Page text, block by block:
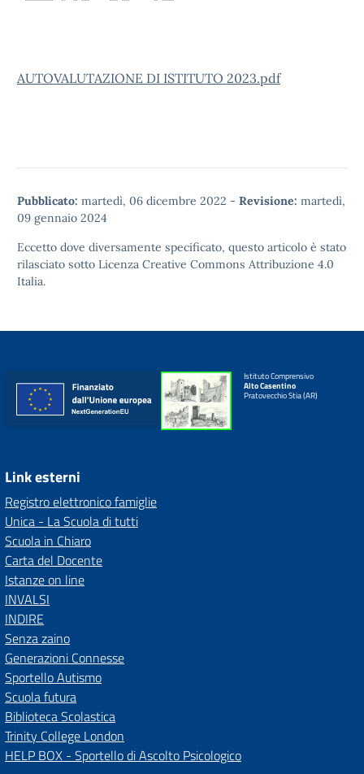
AUTOVALUTAZIONE DI ISTITUTO 2023.pdf
Pubblicato: martedì, 06 dicembre 2022 - Revisione: martedì,
09 gennaio 2024
Eccetto dove diversamente specificato, questo articolo è stato
rilasciato sotto Licenza Creative Commons Attribuzione 4.0
Italia.
Istituto Comprensivo
Alto Casentino
Pratovecchio Stia (AR)
Link esterni
Registro elettronico famiglie
Unica - La Scuola di tutti
Scuola in Chiaro
Carta del Docente
Istanze on line
INVALSI
INDIRE
Senza zaino
Generazioni Connesse
Sportello Autismo
Scuola futura
Biblioteca Scolastica
Trinity College London
HELP BOX - Sportello di Ascolto Psicologico